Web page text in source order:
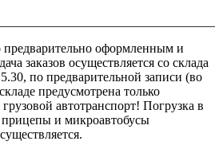
оформленным и
заказов осуществляется со склада
по предварительной записи (во
предусмотрена только
автотранспорт! Погрузка в
прицепы и микроавтобусы